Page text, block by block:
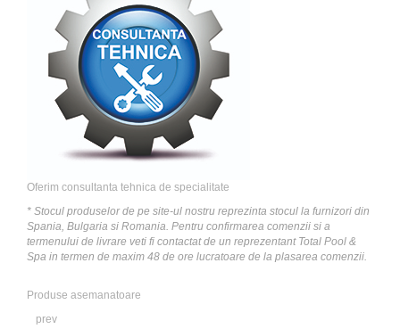
Oferim consultanta tehnica de specialitate
* Stocul produselor de pe site-ul nostru reprezinta stocul la furnizori din
Spania, Bulgaria si Romania. Pentru confirmarea comenzii si a
termenului de livrare veti fi contactat de un reprezentant Total Pool &
Spa in termen de maxim 48 de ore lucratoare de la plasarea comenzii.
Produse asemanatoare
prev